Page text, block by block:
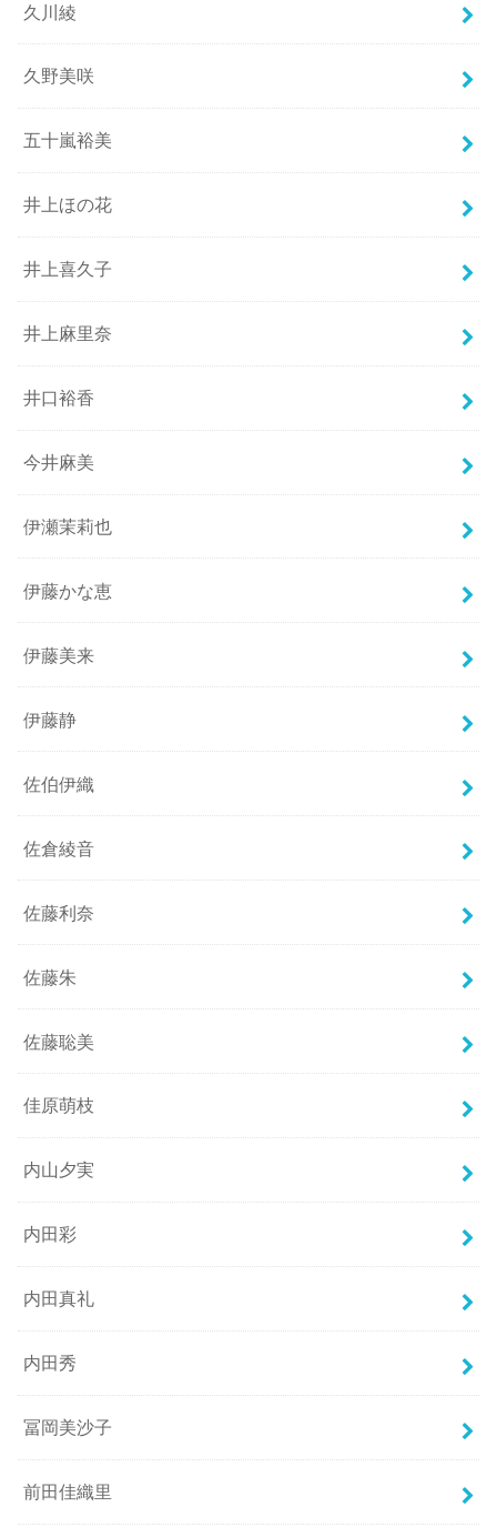
久川綾
久野美咲
五十嵐裕美
井上ほの花
井上喜久子
井上麻里奈
井口裕香
今井麻美
伊瀬茉莉也
伊藤かな恵
伊藤美来
伊藤静
佐伯伊織
佐倉綾音
佐藤利奈
佐藤朱
佐藤聡美
佳原萌枝
内山夕実
内田彩
内田真礼
内田秀
冨岡美沙子
前田佳織里